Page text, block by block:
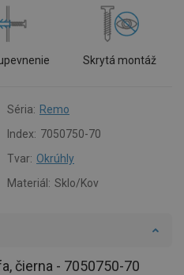
Skrytá montáž
Séria: Remo
Index: 7050750-70
Tvar: Okrúhly
Materiál: Sklo/Kov
čierna - 7050750-70